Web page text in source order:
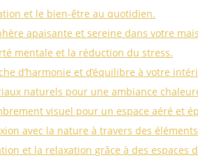
et le bien-être au quotidien.
apaisante et sereine dans votre
mentale et la réduction du stress.
d’harmonie et d’équilibre à votre
naturels pour une ambiance
visuel pour un espace aéré et
avec la nature à travers des
et la relaxation grâce à des espaces